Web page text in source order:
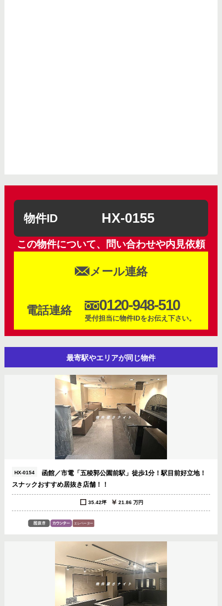
物件ID HX-0155
この物件について、問い合わせや内見依頼
メール連絡
電話連絡 0120-948-510
受付担当に物件IDをお伝え下さい。
最寄駅やエリアが同じ物件
HX-0154
函館／市電「五稜郭公園前駅」徒歩1分！駅目前好立地！
スナックおすすめ居抜き店舗！！
35.42坪 21.86 万円